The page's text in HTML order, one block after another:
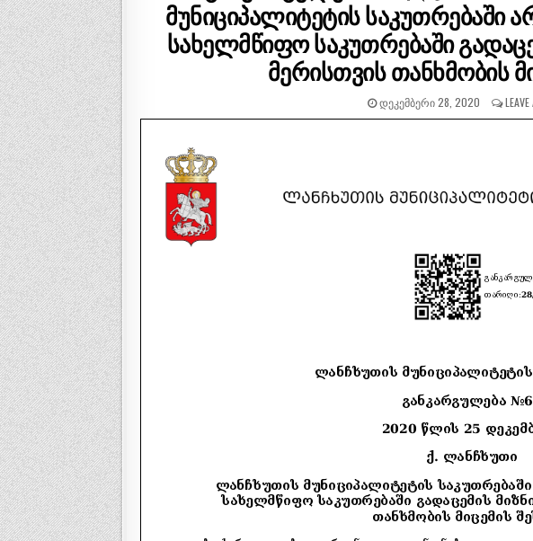
მუნიციპალიტეტის საკუთრებაში
სახელმწიფო საკუთრებაში
მერისთვის თანხმობის
ᲓᲔᲙᲔᲛᲑᲔᲠᲘ 28, 2020